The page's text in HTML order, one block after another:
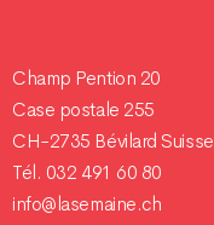
Champ Pention 20
Case postale 255
CH-2735 Bévilard Suisse
Tél. 032 491 60 80
info@lasemaine.ch